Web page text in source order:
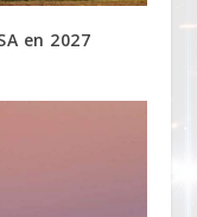
en 2027